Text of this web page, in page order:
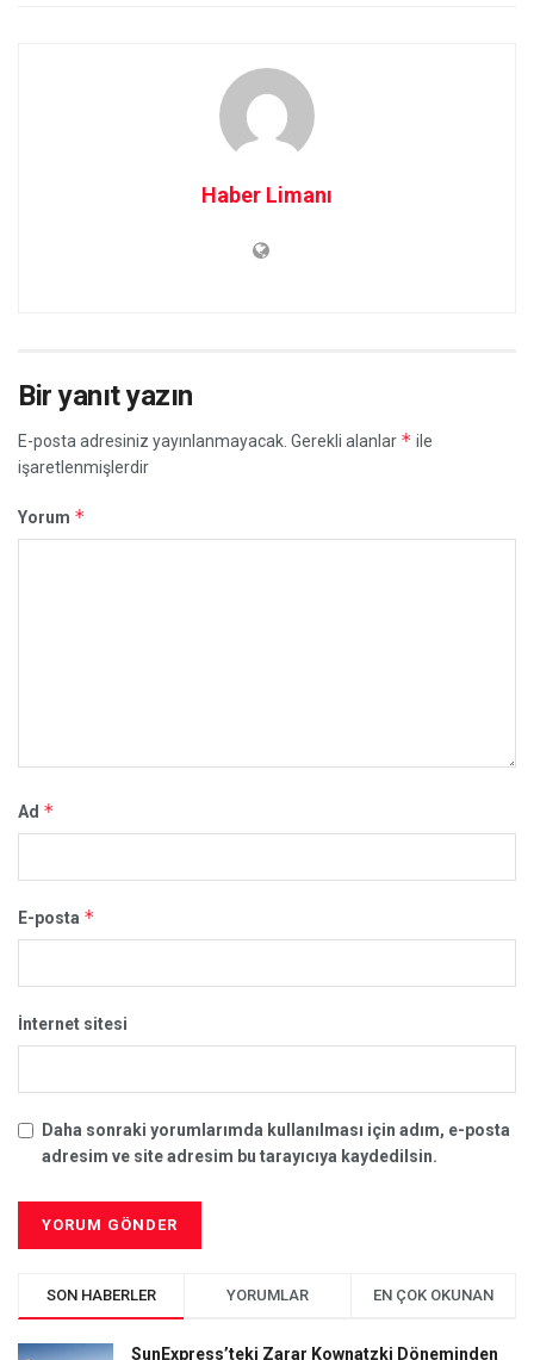
Haber Limanı
Bir yanıt yazın
E-posta adresiniz yayınlanmayacak. Gerekli alanlar * ile
işaretlenmişlerdir
Yorum *
Ad *
E-posta *
İnternet sitesi
Daha sonraki yorumlarımda kullanılması için adım, e-posta
adresim ve site adresim bu tarayıcıya kaydedilsin.
SON HABERLER YORUMLAR EN ÇOK OKUNAN
SunExpress’teki Zarar Kownatzki Döneminden